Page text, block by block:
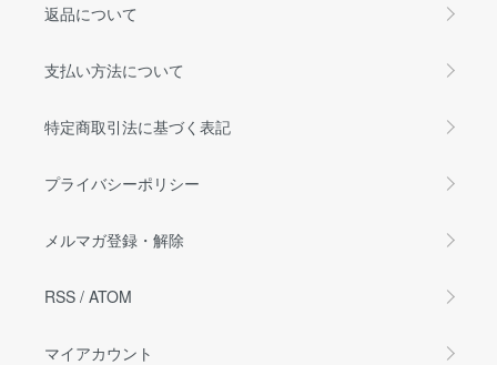
返品について
支払い方法について
特定商取引法に基づく表記
プライバシーポリシー
メルマガ登録・解除
RSS / ATOM
マイアカウント